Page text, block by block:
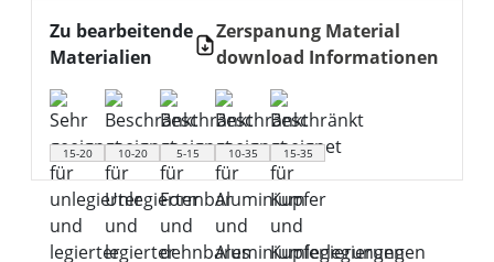
Zu bearbeitende
Materialien
Zerspanung Material
download Informationen
15-20 10-20 5-15 10-35 15-35